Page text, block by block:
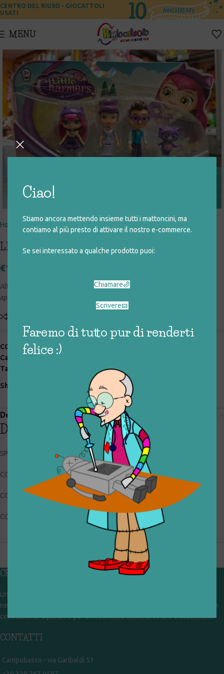
Ciao!
Stiamo ancora mettendo insieme tutti i mattoncini, ma
contiamo al più presto di attivare il nostro e-commerce.
Se sei interessato a qualche prodotto puoi:
Chiamare
Scrivere
Faremo di tutto pur di renderti
felice :)
CENTRO DEL RIUSO - GIOCATTOLI
USATI
MENU
Click to enlarge
Home giocattoli rigenerati personaggi action figure
LITTLE CHARMERS (4 personaggi)
€19,00
Altezza 19 cm (riferita al personaggio più alto) – In blister originale mai
aperto ma rovinato
COD:
033_0_138
Categorie:
Tag:
Share:
Descrizione
Descrizione
SPIN MASTER 20073693
CODICE RIGIOCATTOLO: 033_0_138
CONDIZIONI: buone, usato
COLLOCAZIONE: EXP
CHI SIAMO
Un gruppo di volontari che sognano di diventare un centro del riuso e
nel frattempo ricevono in dono giocattoli, li riparano e li reimmettono in
circolazione. Operiamo per un'economia civile, circolare e sostenibile.
CONTATTI
Campobasso - via Garibaldi 51